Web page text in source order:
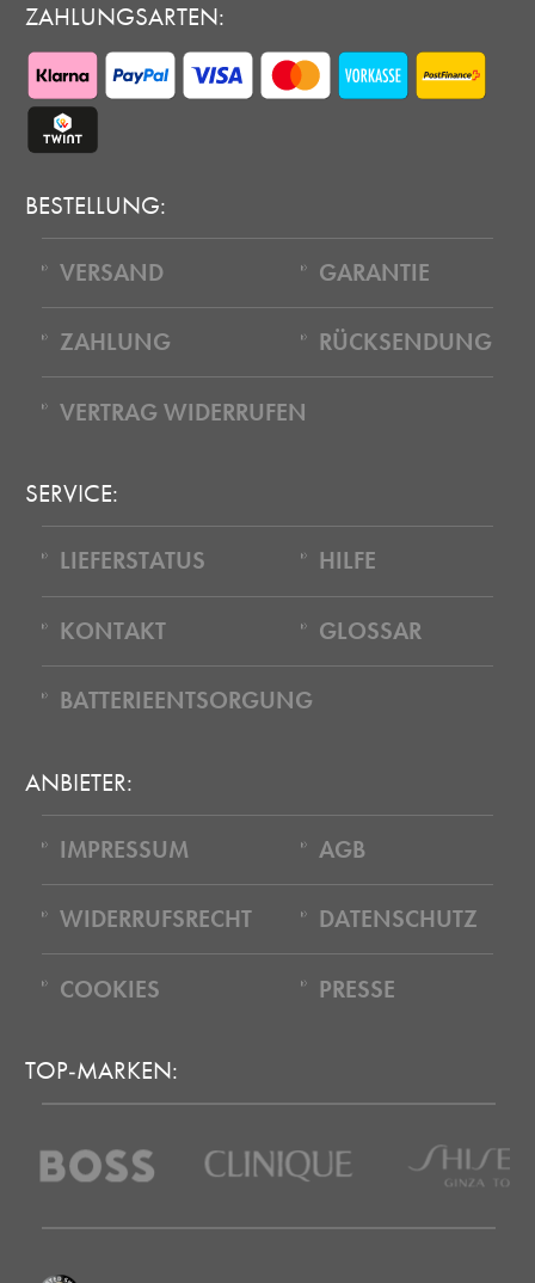
ZAHLUNGSARTEN:
BESTELLUNG:
VERSAND GARANTIE
ZAHLUNG RÜCKSENDUNG
VERTRAG WIDERRUFEN
SERVICE:
LIEFERSTATUS HILFE
KONTAKT GLOSSAR
BATTERIEENTSORGUNG
ANBIETER:
IMPRESSUM AGB
WIDERRUFSRECHT DATENSCHUTZ
COOKIES PRESSE
TOP-MARKEN: